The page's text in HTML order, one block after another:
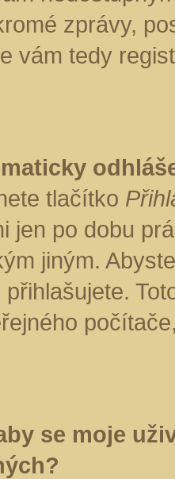
zprávy,
vám tedy
tlačítko
jen po dobu
jiným.
se moje